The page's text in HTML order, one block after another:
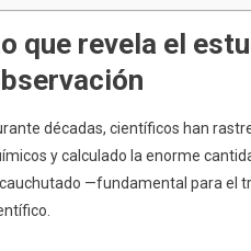
que revela el
décadas, científicos han
y calculado la enorme
—fundamental para el